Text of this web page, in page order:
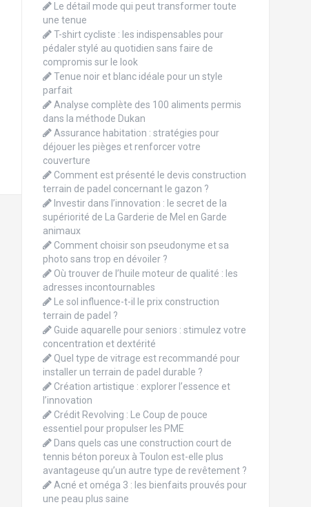
Le détail mode qui peut transformer toute
une tenue
T-shirt cycliste : les indispensables pour
pédaler stylé au quotidien sans faire de
compromis sur le look
Tenue noir et blanc idéale pour un style
parfait
Analyse complète des 100 aliments permis
dans la méthode Dukan
Assurance habitation : stratégies pour
déjouer les pièges et renforcer votre
couverture
Comment est présenté le devis construction
terrain de padel concernant le gazon ?
Investir dans l’innovation : le secret de la
supériorité de La Garderie de Mel en Garde
animaux
Comment choisir son pseudonyme et sa
photo sans trop en dévoiler ?
Où trouver de l’huile moteur de qualité : les
adresses incontournables
Le sol influence-t-il le prix construction
terrain de padel ?
Guide aquarelle pour seniors : stimulez votre
concentration et dextérité
Quel type de vitrage est recommandé pour
installer un terrain de padel durable ?
Création artistique : explorer l’essence et
l’innovation
Crédit Revolving : Le Coup de pouce
essentiel pour propulser les PME
Dans quels cas une construction court de
tennis béton poreux à Toulon est-elle plus
avantageuse qu’un autre type de revêtement ?
Acné et oméga 3 : les bienfaits prouvés pour
une peau plus saine